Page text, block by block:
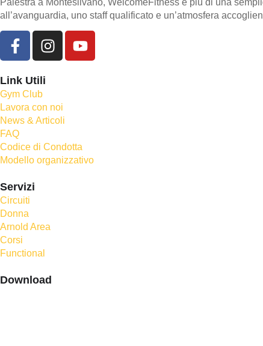
all’avanguardia, uno staff qualificato e un’atmosfera
Link Utili
Gym Club
Lavora con noi
News & Articoli
FAQ
Codice di Condotta
Modello organizzativo
Servizi
Circuiti
Donna
Arnold Area
Corsi
Functional
Download